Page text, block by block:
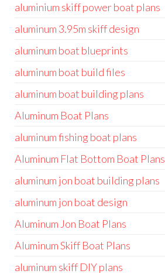
aluminium skiff power boat plans
aluminum 3.95m skiff design
aluminum boat blueprints
aluminum boat build files
aluminum boat building plans
Aluminum Boat Plans
aluminum fishing boat plans
Aluminum Flat Bottom Boat Plans
aluminum jon boat building plans
aluminum jon boat design
Aluminum Jon Boat Plans
Aluminum Skiff Boat Plans
aluminum skiff DIY plans